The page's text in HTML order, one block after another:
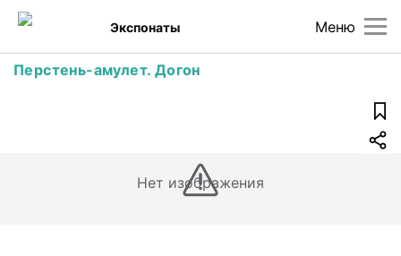
Меню
Экспонаты
Перстень-амулет. Догон
Нет изображения